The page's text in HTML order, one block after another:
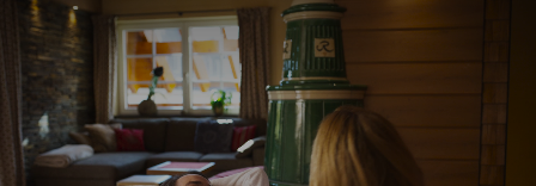
Rebstock-
Wohlfühlleistungen
Restplatzbörse
Arrangements